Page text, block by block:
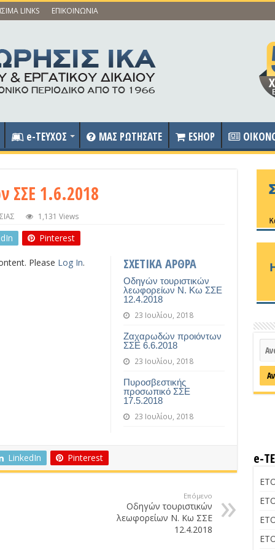
LINKS ΕΠΙΚΟΙΝΩΝΙΑ
e-ΤΕΥΧΟΣ ΜΑΣ ΡΩΤΗΣΑΤΕ ESHOP
ΣΣΕ 1.6.2018
1,131 Views
Pinterest
ΣΧΕΤΙΚΑ ΑΡΘΡΑ
Οδηγών τουριστικών
λεωφορείων Ν. Κω ΣΣΕ
12.4.2018
23 Ιουλίου, 2018
Ζαχαρωδών προιόντων
ΣΣΕ 6.6.2018
23 Ιουλίου, 2018
Πυροσβεστικής
προσωπικό ΣΣΕ
17.5.2018
23 Ιουλίου, 2018
Please Log In.
LinkedIn Pinterest
Επόμενο
Οδηγών τουριστικών
λεωφορείων Ν. Κω ΣΣΕ
12.4.2018
e-